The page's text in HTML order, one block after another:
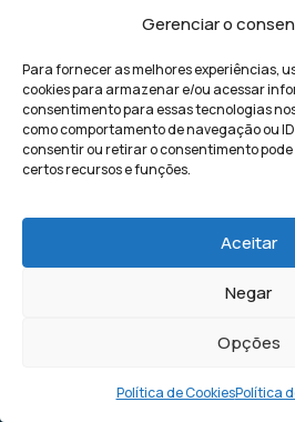
Gerenciar o
Para fornecer as melhores experiências,
cookies para armazenar e/ou acessar
consentimento para essas tecnologias
como comportamento de navegação ou
consentir ou retirar o consentimento
certos recursos e funções.
Aceitar
Negar
Opções
Política de CookiesPolítica
photoshop